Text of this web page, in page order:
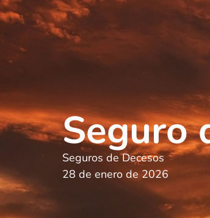
Seguro
Seguros de Decesos
28 de enero de 2026